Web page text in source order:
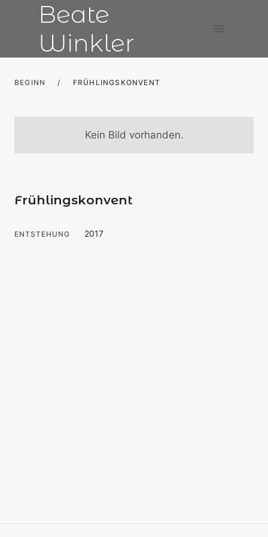
Beate
Winkler
BEGINN / FRÜHLINGSKONVENT
Kein Bild vorhanden.
Frühlingskonvent
ENTSTEHUNG 2017